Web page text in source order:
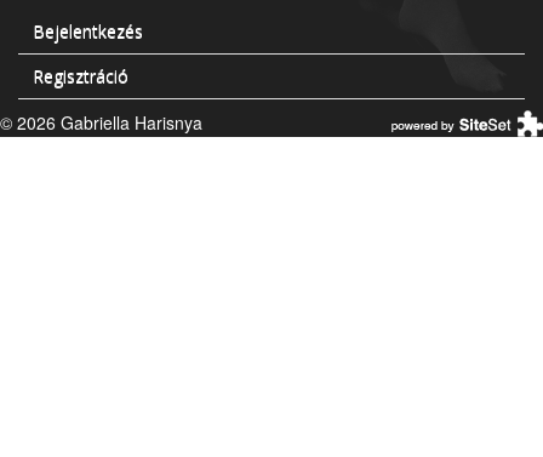
Bejelentkezés
Regisztráció
© 2026 Gabriella Harisnya